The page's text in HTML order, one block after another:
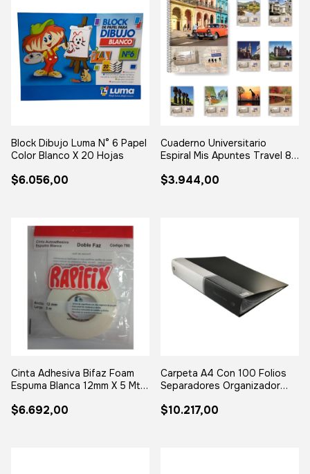
Block Dibujo Luma N° 6 Papel
Color Blanco X 20 Hojas
$6.056,00
Cuaderno Universitario
Espiral Mis Apuntes Travel 84
$3.944,00
Cinta Adhesiva Bifaz Foam
Espuma Blanca 12mm X 5 Mts
$6.692,00
Carpeta A4 Con 100 Folios
Separadores Organizador
$10.217,00